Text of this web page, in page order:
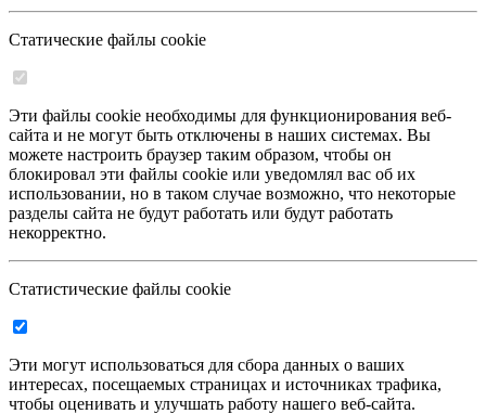
Статические файлы cookie
Эти файлы cookie необходимы для функционирования веб-
сайта и не могут быть отключены в наших системах. Вы
можете настроить браузер таким образом, чтобы он
блокировал эти файлы cookie или уведомлял вас об их
использовании, но в таком случае возможно, что некоторые
разделы сайта не будут работать или будут работать
некорректно.
Статистические файлы cookie
Эти могут использоваться для сбора данных о ваших
интересах, посещаемых страницах и источниках трафика,
чтобы оценивать и улучшать работу нашего веб-сайта.